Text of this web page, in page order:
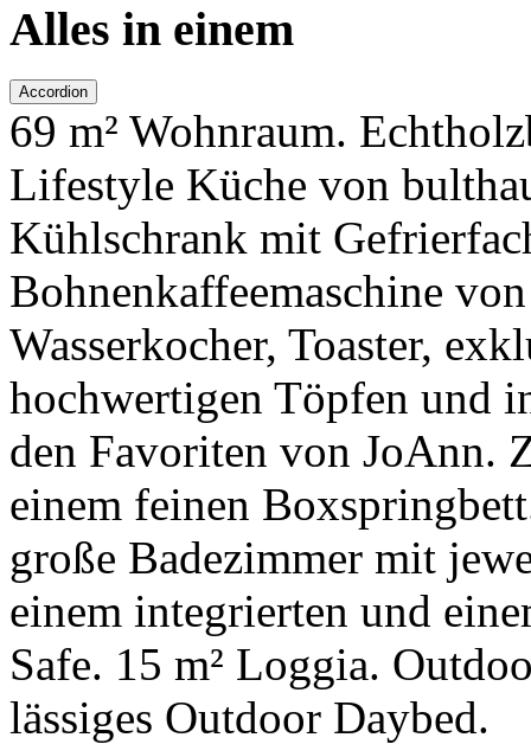
Alles in einem
Accordion
69 m² Wohnraum.
Lifestyle Küche von
Kühlschrank mit
Bohnenkaffeemaschine
Wasserkocher, Toaster,
hochwertigen Töpfen und
den Favoriten von JoAnn.
einem feinen
große Badezimmer mit
einem integrierten und
Safe. 15 m² Loggia.
lässiges Outdoor Daybed.